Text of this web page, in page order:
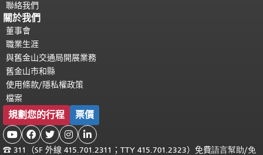
聯絡我們
關於我們
董事會
職業生涯
與舊金山交通局開展業務
舊金山市和縣
使用條款/隱私權政策
檔案
規劃您的行程 票價
    
☎ 311（SF 外線 415.701.2311；TTY 415.701.2323）免費語言幫助/免